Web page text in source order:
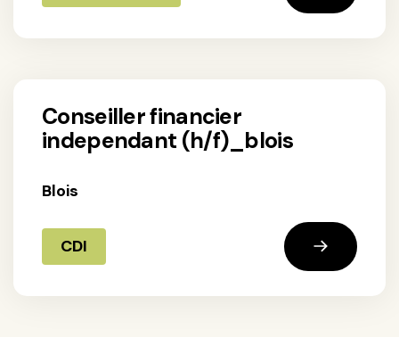
conseiller financier
independant (h/f)_blois
Blois
CDI